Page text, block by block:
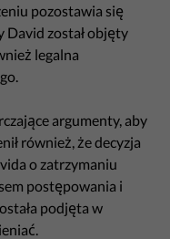
pozostawia się
David został objęty
legalna
argumenty, aby
również, że decyzja
o zatrzymaniu
postępowania i
podjęta w